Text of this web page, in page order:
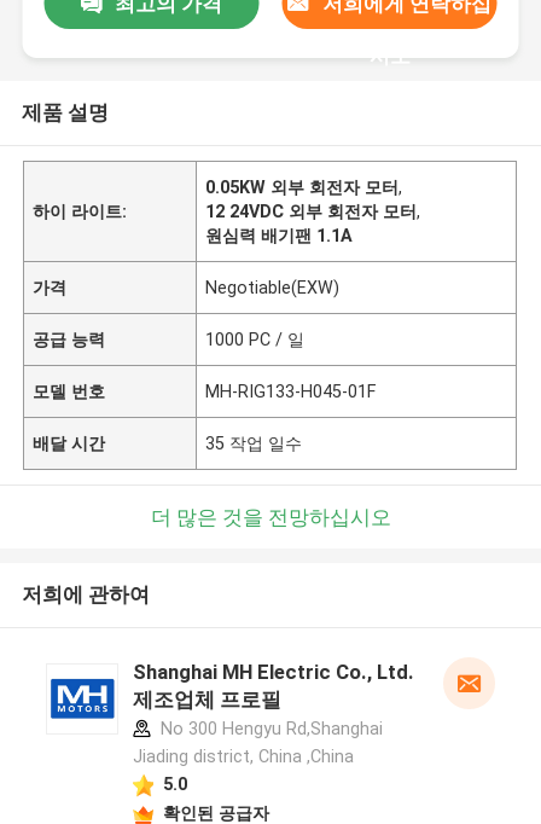
시오
제품 설명
하이 라이트:
0.05KW 외부 회전자 모터,
12 24VDC 외부 회전자 모터,
원심력 배기팬 1.1A
가격 Negotiable(EXW)
공급 능력 1000 PC / 일
모델 번호 MH-RIG133-H045-01F
배달 시간 35 작업 일수
더 많은 것을 전망하십시오
저희에 관하여
Shanghai MH Electric Co., Ltd.
제조업체 프로필
No 300 Hengyu Rd,Shanghai
Jiading district, China ,China
5.0
확인된 공급자